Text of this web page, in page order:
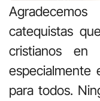
catequistas
cristianos
especialmente
para todos.